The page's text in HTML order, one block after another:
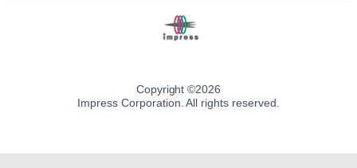
Copyright ©2026
Impress Corporation. All rights reserved.